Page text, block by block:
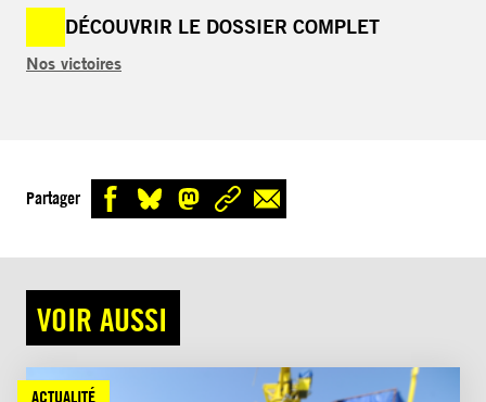
DÉCOUVRIR LE DOSSIER COMPLET
Nos victoires
Partager
VOIR AUSSI
ACTUALITÉ